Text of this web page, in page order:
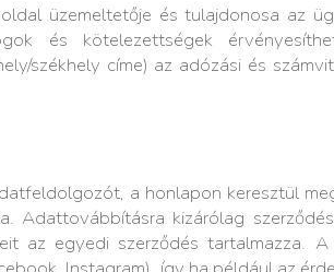
üzemeltetője és tulajdonosa az
és kötelezettségek
székhely címe) az adózási és
a honlapon keresztül
Adattovábbításra kizárólag
az egyedi szerződés tartalmazza.